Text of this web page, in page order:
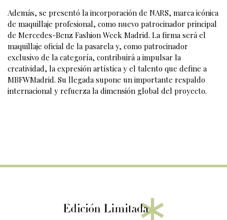
Además, se presentó la incorporación de NARS, marca icónica
de maquillaje profesional, como nuevo patrocinador principal
de Mercedes-Benz Fashion Week Madrid. La firma será el
maquillaje oficial de la pasarela y, como patrocinador
exclusivo de la categoría, contribuirá a impulsar la
creatividad, la expresión artística y el talento que define a
MBFWMadrid. Su llegada supone un importante respaldo
internacional y refuerza la dimensión global del proyecto.